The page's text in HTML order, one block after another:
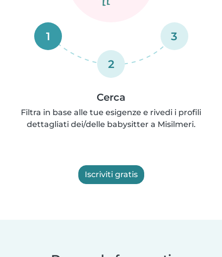
1
2
3
Cerca
Filtra in base alle tue esigenze e rivedi i profili
dettagliati dei/delle babysitter a Misilmeri.
Iscriviti gratis